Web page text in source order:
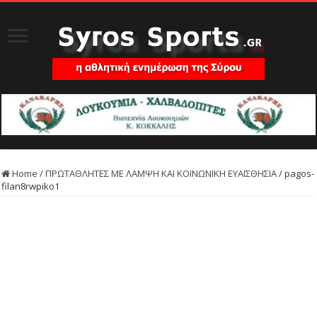
Home /ΠΡΩΤΑΘΛΗΤΕΣ ΜΕ ΛΑΜΨΗ ΚΑΙ ΚΟΙΝΩΝΙΚΗ ΕΥΑΙΣΘΗΣΙΑ/pagos-
filan8rwpiko1